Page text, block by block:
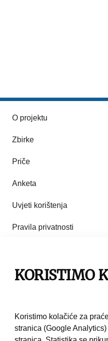
O projektu
Zbirke
Priče
Anketa
Uvjeti korištenja
Pravila privatnosti
Pravila korištenja
KORISTIMO
Koristimo kolačiće za
stranica (Google